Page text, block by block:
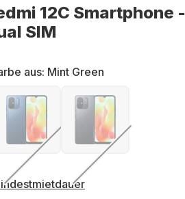
12C Smartphone -
SIM
aus: Mint Green